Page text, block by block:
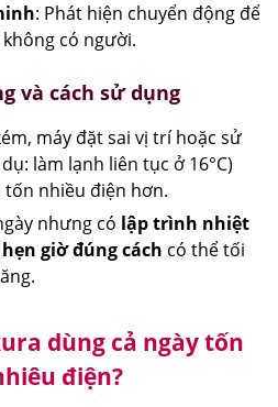
: Phát hiện chuyển động để
có người.
và cách sử dụng
máy đặt sai vị trí hoặc sử
làm lạnh liên tục ở 16°C)
nhiều điện hơn.
nhưng có lập trình nhiệt
hẹn giờ đúng cách có thể tối
dùng cả ngày tốn
điện?